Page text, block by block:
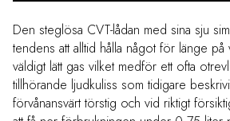
Den steglösa CVT-lådan med sina sju
tendens att alltid hålla något för länge på
väldigt lätt gas vilket medför ett ofta
tillhörande ljudkuliss som tidigare
förvånansvärt törstig och vid riktigt